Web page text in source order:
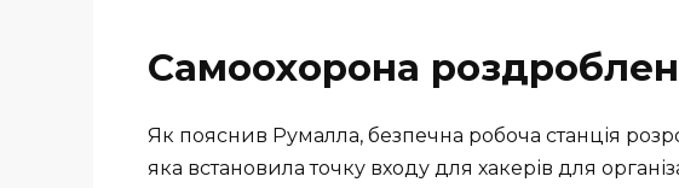
Самоохорона
Як пояснив Румалла, безпечна робоча станція
яка встановила точку входу для хакерів для